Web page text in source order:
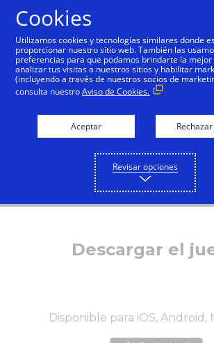
Español
Descargar el
Disponible para iOS, Android,
Cookies
Utilizamos cookies y tecnologías similares donde
proporcionar nuestro sitio web. También las
preferencias para que podamos brindarte la
analizar tus visitas a nuestros sitios y habilitar
(incluyendo a través de nuestros socios de
consulta nuestroAviso de Cookies.
Aceptar
Revisar opciones